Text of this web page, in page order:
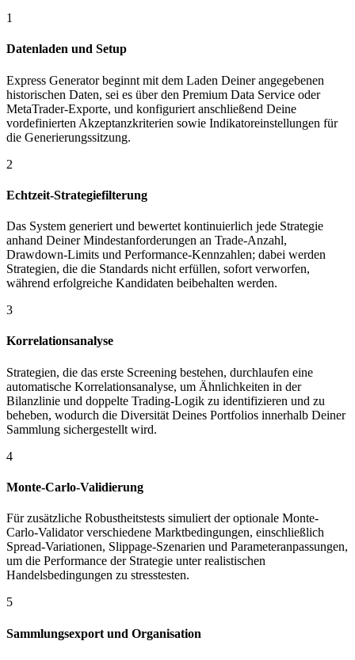
1
Datenladen und Setup
Express Generator beginnt mit dem Laden Deiner angegebenen
historischen Daten, sei es über den Premium Data Service oder
MetaTrader-Exporte, und konfiguriert anschließend Deine
vordefinierten Akzeptanzkriterien sowie Indikatoreinstellungen für
die Generierungssitzung.
2
Echtzeit-Strategiefilterung
Das System generiert und bewertet kontinuierlich jede Strategie
anhand Deiner Mindestanforderungen an Trade-Anzahl,
Drawdown-Limits und Performance-Kennzahlen; dabei werden
Strategien, die die Standards nicht erfüllen, sofort verworfen,
während erfolgreiche Kandidaten beibehalten werden.
3
Korrelationsanalyse
Strategien, die das erste Screening bestehen, durchlaufen eine
automatische Korrelationsanalyse, um Ähnlichkeiten in der
Bilanzlinie und doppelte Trading-Logik zu identifizieren und zu
beheben, wodurch die Diversität Deines Portfolios innerhalb Deiner
Sammlung sichergestellt wird.
4
Monte-Carlo-Validierung
Für zusätzliche Robustheitstests simuliert der optionale Monte-
Carlo-Validator verschiedene Marktbedingungen, einschließlich
Spread-Variationen, Slippage-Szenarien und Parameteranpassungen,
um die Performance der Strategie unter realistischen
Handelsbedingungen zu stresstesten.
5
Sammlungsexport und Organisation